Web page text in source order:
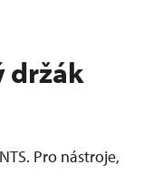
držák
Pro nástroje,